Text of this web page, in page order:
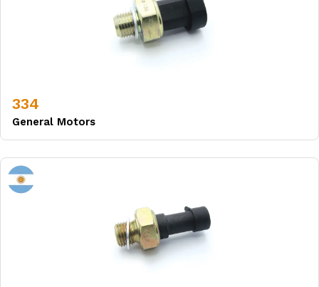
334
General Motors